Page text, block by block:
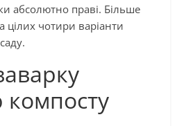
абсолютно праві. Більше
цілих чотири варіанти